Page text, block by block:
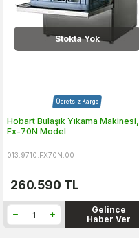
Stokta Yok
Ücretsiz Kargo
Hobart Bulaşık Yıkama Makinesi,
Fx-70N Model
013.9710.FX70N.00
260.590 TL
Gelince
Haber Ver